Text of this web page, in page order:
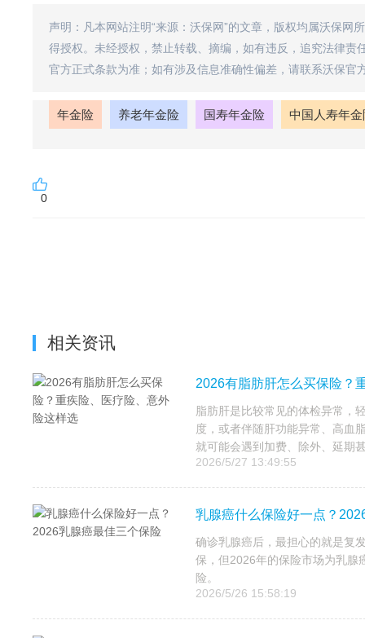
声明：凡本网站注明“来源：沃保网”的文章，版权均属沃保网
得授权。未经授权，禁止转载、摘编，如有违反，追究法律
官方正式条款为准；如有涉及信息准确性偏差，请联系沃保官
年金险 养老年金险 国寿年金险 中国人寿年金
0
相关资讯
2026有脂肪肝怎么买保险？
脂肪肝是比较常见的体检异常，
度，或者伴随肝功能异常、高血
就可能会遇到加费、除外、延期
2026/5/27 13:49:55
乳腺癌什么保险好一点？
确诊乳腺癌后，最担心的就是复
保，但2026年的保险市场为乳
险。
2026/5/26 15:58:19